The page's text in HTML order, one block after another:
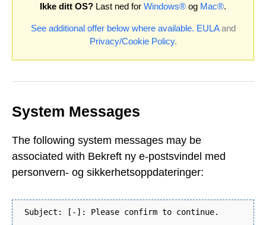
Ikke ditt OS? Last ned for Windows® og Mac®.
See additional offer below where available. EULAand
Privacy/Cookie Policy.
System Messages
The following system messages may be
associated with Bekreft ny e-postsvindel med
personvern- og sikkerhetsoppdateringer:
Subject: [-]: Please confirm to continue.